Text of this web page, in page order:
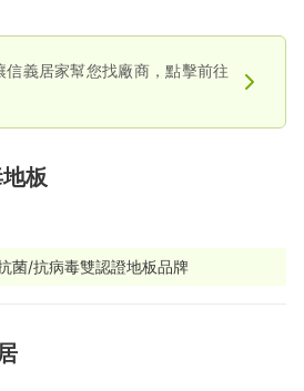
義居家幫您找廠商，點擊前往
板
菌/抗病毒雙認證地板品牌